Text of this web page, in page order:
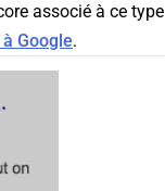
associé à ce type
Google.